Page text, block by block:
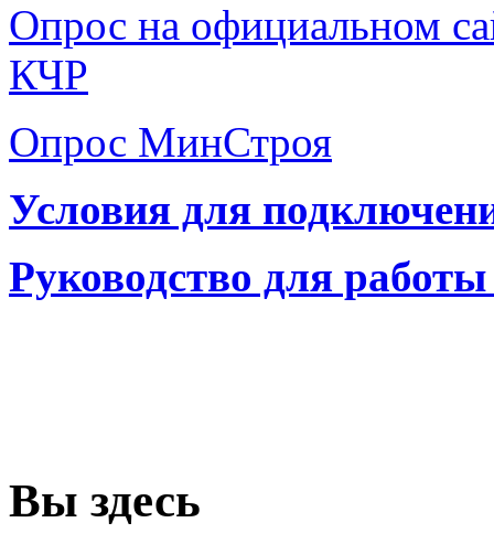
Опрос на официальном
КЧР
Опрос МинСтроя
Условия для
Руководство для
Вы здесь